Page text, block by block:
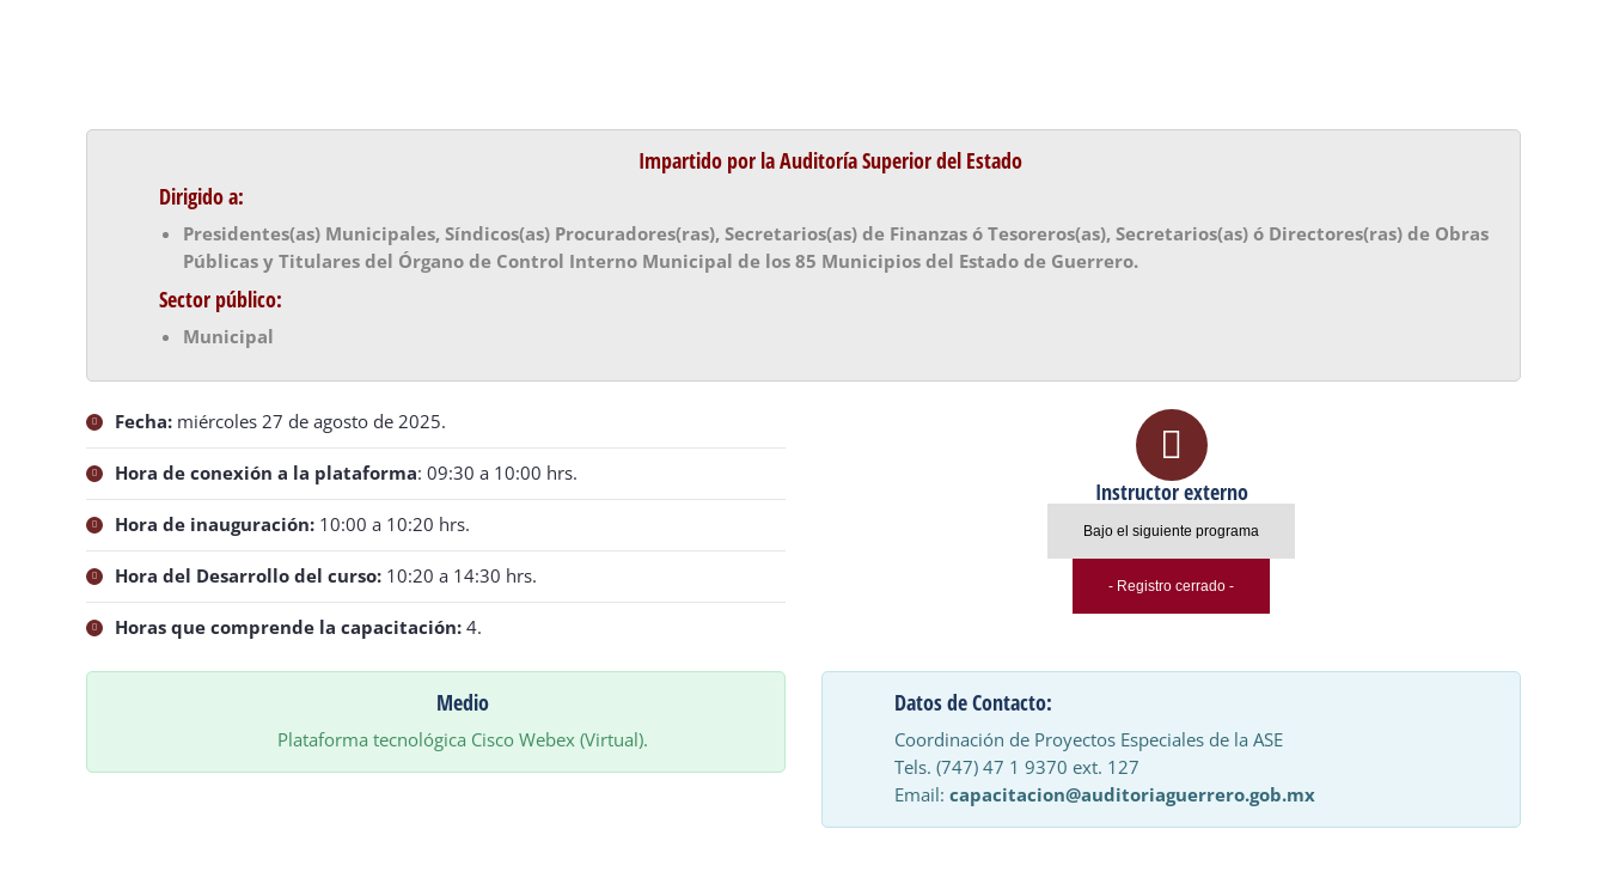
Impartido por la Auditoría Superior del Estado
Dirigido a:
Presidentes(as) Municipales, Síndicos(as) Procuradores(ras), Secretarios(as) de Finanzas ó Tesoreros(as), Secretarios(as) ó Directores(ras) de Obras
Públicas y Titulares del Órgano de Control Interno Municipal de los 85 Municipios del Estado de Guerrero.
Sector público:
Municipal
Fecha: miércoles 27 de agosto de 2025.
Hora de conexión a la plataforma: 09:30 a 10:00 hrs.
Hora de inauguración: 10:00 a 10:20 hrs.
Hora del Desarrollo del curso: 10:20 a 14:30 hrs.
Horas que comprende la capacitación: 4.
Instructor externo
Bajo el siguiente programa
- Registro cerrado -
Medio
Plataforma tecnológica Cisco Webex (Virtual).
Datos de Contacto:
Coordinación de Proyectos Especiales de la ASE
Tels. (747) 47 1 9370 ext. 127
Email: capacitacion@auditoriaguerrero.gob.mx